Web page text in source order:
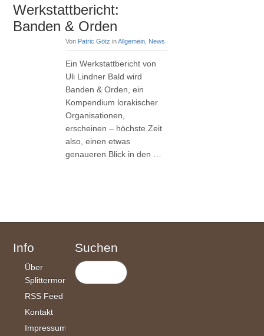
Werkstattbericht:
Banden & Orden
Von Patric Götz inAllgemein News
Ein Werkstattbericht von
Uli Lindner Bald wird
Banden & Orden, ein
Kompendium lorakischer
Organisationen,
erscheinen – höchste Zeit
also, einen etwas
genaueren Blick in den …
Info
Über
Splittermond
RSS Feed
Kontakt
Impressum
Suchen